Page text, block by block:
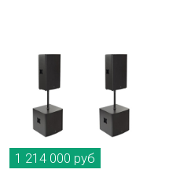
1 214 000 руб